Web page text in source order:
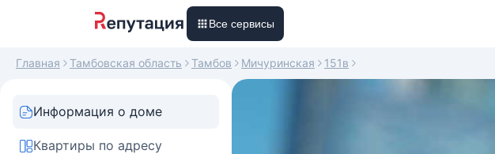
Все сервисы
Главная Тамбовская область Тамбов Мичуринская 151в
Информация о доме
Квартиры по адресу